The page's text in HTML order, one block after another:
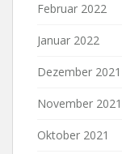
Februar 2022
Januar 2022
Dezember 2021
November 2021
Oktober 2021